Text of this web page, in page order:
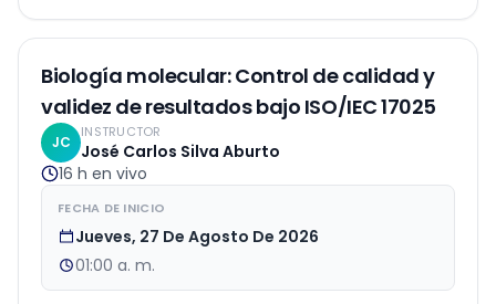
EN VIVO
Biología molecular: Control de calidad y
validez de resultados bajo ISO/IEC 17025
JC
INSTRUCTOR
José Carlos Silva Aburto
16 h en vivo
FECHA DE INICIO
Jueves, 27 De Agosto De 2026
01:00 a. m.